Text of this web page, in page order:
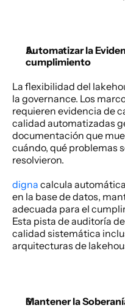
Automatizar la
cumplimiento
La flexibilidad del
la governance. Los
requieren evidencia de
calidad automatizadas
documentación que
cuándo, qué problemas
resolvieron.
digna calcula
en la base de datos,
adecuada para el
Esta pista de auditoría
calidad sistemática
arquitecturas de
Mantener la